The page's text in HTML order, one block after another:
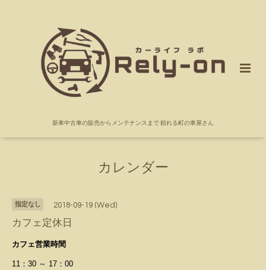
新車中古車の販売からメンテナンスまで 頼れる町の車屋さん
カレンダー
指定なし 2018-09-19 (Wed)
カフェ定休日
カフェ営業時間
11：30 ～ 17：00